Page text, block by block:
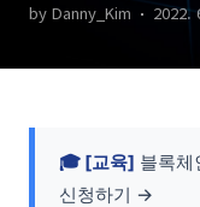
by Danny_Kim 2022.
🎓 [교육] 블록체
신청하기 →